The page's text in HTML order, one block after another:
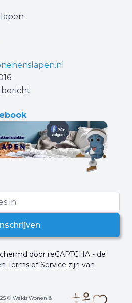
Inschrijven
door reCAPTCHA - de
Terms of Service zijn van
© Weids Wonen &